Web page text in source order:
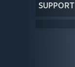
SUPPORT